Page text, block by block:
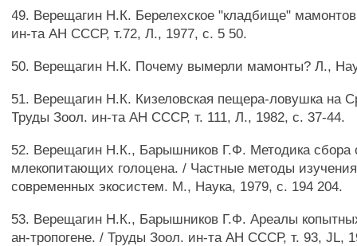
49. Верещагин Н.К. Берелехское "кладбище"
ин-та АН СССР, т.72, Л., 1977, с. 5 50.
50. Верещагин Н.К. Почему вымерли мамонты? Л.,
51. Верещагин Н.К. Кизеловская пещера-ловушка на
Труды Зоол. ин-та АН СССР, т. 111, Л., 1982, с. 37-44.
52. Верещагин Н.К., Барышников Г.Ф. Методика сбора
млекопитающих голоцена. / Частные методы
современных экосистем. М., Наука, 1979, с. 194 204.
53. Верещагин Н.К., Барышников Г.Ф. Ареалы
ан-тропогене. / Труды Зоол. ин-та АН СССР, т. 93, JL,